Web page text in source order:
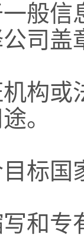
般信
司盖
构或
。
标国
和专